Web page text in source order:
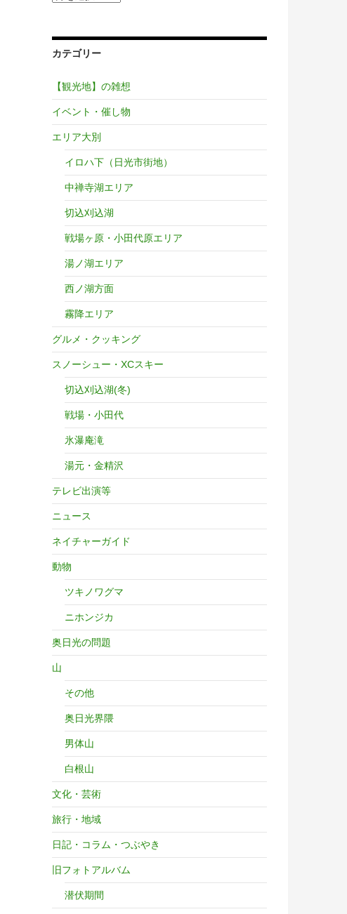
い
こ
か
ら。
カテゴリー
【観光地】の雑想
イベント・催し物
エリア大別
イロハ下（日光市街地）
中禅寺湖エリア
切込刈込湖
戦場ヶ原・小田代原エリア
湯ノ湖エリア
西ノ湖方面
霧降エリア
グルメ・クッキング
スノーシュー・XCスキー
切込刈込湖(冬)
戦場・小田代
氷瀑庵滝
湯元・金精沢
テレビ出演等
ニュース
ネイチャーガイド
動物
ツキノワグマ
ニホンジカ
奥日光の問題
山
その他
奥日光界隈
男体山
白根山
文化・芸術
旅行・地域
日記・コラム・つぶやき
旧フォトアルバム
潜伏期間